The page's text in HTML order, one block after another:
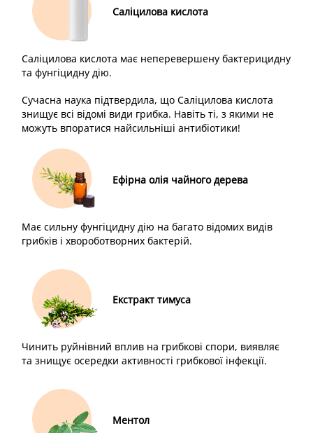
Ефірна олія чайного дерева
Має сильну фунгіцидну дію на багато відомих видів
грибків і хвороботворних бактерій.
Екстракт тимуса
Чинить руйнівний вплив на грибкові спори, виявляє
та знищує осередки активності грибкової інфекції.
Ментол
Саліцилова кислота
Саліцилова кислота має неперевершену бактерицидну
та фунгіцидну дію.
Сучасна наука підтвердила, що Саліцилова кислота
знищує всі відомі види грибка. Навіть ті, з якими не
можуть впоратися найсильніші антибіотики!